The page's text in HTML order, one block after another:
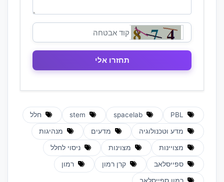
חלל
מדע וטכנולוגיה מדעים מנהיגות
מצויינות מצוינות ניסוי לחלל
ספייסלאב קרן רמון רמון